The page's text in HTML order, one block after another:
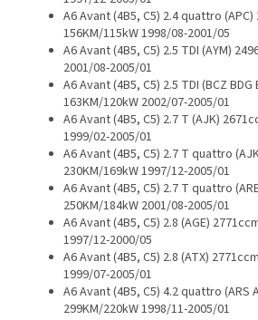
A6 Avant (4B5, C5) 2.4 quattro (APC)
156KM/115kW 1998/08-2001/05
A6 Avant (4B5, C5) 2.5 TDI (AYM)
2001/08-2005/01
A6 Avant (4B5, C5) 2.5 TDI (BCZ BDG
163KM/120kW 2002/07-2005/01
A6 Avant (4B5, C5) 2.7 T (AJK)
1999/02-2005/01
A6 Avant (4B5, C5) 2.7 T quattro
230KM/169kW 1997/12-2005/01
A6 Avant (4B5, C5) 2.7 T quattro
250KM/184kW 2001/08-2005/01
A6 Avant (4B5, C5) 2.8 (AGE)
1997/12-2000/05
A6 Avant (4B5, C5) 2.8 (ATX)
1999/07-2005/01
A6 Avant (4B5, C5) 4.2 quattro (ARS
299KM/220kW 1998/11-2005/01